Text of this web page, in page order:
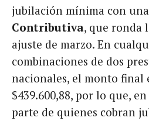
jubilación mínima con una
Contributiva, que ronda
ajuste de marzo. En
combinaciones de dos
nacionales, el monto final
$439.600,88, por lo que,
parte de quienes cobran